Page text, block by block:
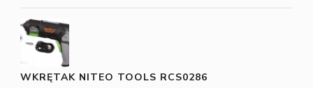
WKRĘTAK NITEO TOOLS RCS0286